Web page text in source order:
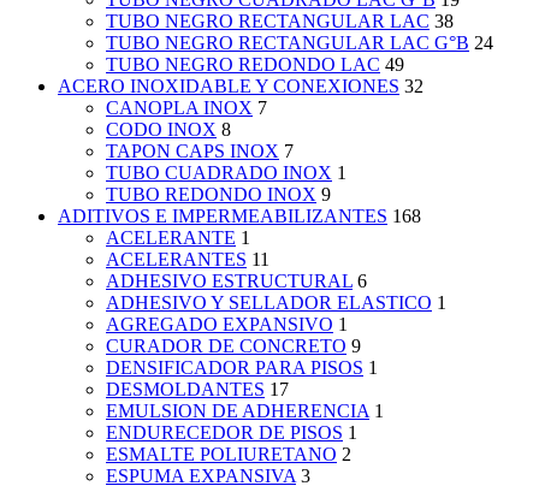
TUBO NEGRO RECTANGULAR LAC 38
TUBO NEGRO RECTANGULAR LAC G°B 24
TUBO NEGRO REDONDO LAC 49
ACERO INOXIDABLE Y CONEXIONES 32
CANOPLA INOX 7
CODO INOX 8
TAPON CAPS INOX 7
TUBO CUADRADO INOX 1
TUBO REDONDO INOX 9
ADITIVOS E IMPERMEABILIZANTES 168
ACELERANTE 1
ACELERANTES 11
ADHESIVO ESTRUCTURAL 6
ADHESIVO Y SELLADOR ELASTICO 1
AGREGADO EXPANSIVO 1
CURADOR DE CONCRETO 9
DENSIFICADOR PARA PISOS 1
DESMOLDANTES 17
EMULSION DE ADHERENCIA 1
ENDURECEDOR DE PISOS 1
ESMALTE POLIURETANO 2
ESPUMA EXPANSIVA 3